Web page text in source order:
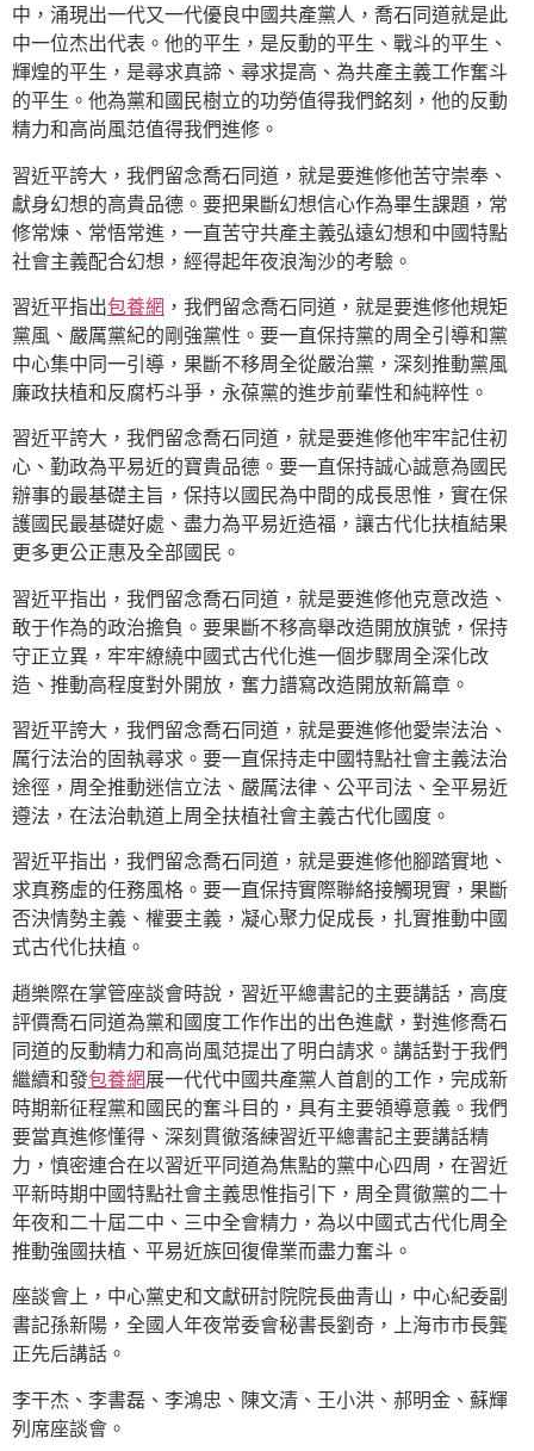
中，涌現出一代又一代優良中國共產黨人，喬石同道就是此
中一位杰出代表。他的平生，是反動的平生、戰斗的平生、
輝煌的平生，是尋求真諦、尋求提高、為共產主義工作奮斗
的平生。他為黨和國民樹立的功勞值得我們銘刻，他的反動
精力和高尚風范值得我們進修。
習近平誇大，我們留念喬石同道，就是要進修他苦守崇奉、
獻身幻想的高貴品德。要把果斷幻想信心作為畢生課題，常
修常煉、常悟常進，一直苦守共產主義弘遠幻想和中國特點
社會主義配合幻想，經得起年夜浪淘沙的考驗。
習近平指出包養網 ，我們留念喬石同道，就是要進修他規矩
黨風、嚴厲黨紀的剛強黨性。要一直保持黨的周全引導和黨
中心集中同一引導，果斷不移周全從嚴治黨，深刻推動黨風
廉政扶植和反腐朽斗爭，永葆黨的進步前輩性和純粹性。
習近平誇大，我們留念喬石同道，就是要進修他牢牢記住初
心、勤政為平易近的寶貴品德。要一直保持誠心誠意為國民
辦事的最基礎主旨，保持以國民為中間的成長思惟，實在保
護國民最基礎好處、盡力為平易近造福，讓古代化扶植結果
更多更公正惠及全部國民。
習近平指出，我們留念喬石同道，就是要進修他克意改造、
敢于作為的政治擔負。要果斷不移高舉改造開放旗號，保持
守正立異，牢牢繚繞中國式古代化進一個步驟周全深化改
造、推動高程度對外開放，奮力譜寫改造開放新篇章。
習近平誇大，我們留念喬石同道，就是要進修他愛崇法治、
厲行法治的固執尋求。要一直保持走中國特點社會主義法治
途徑，周全推動迷信立法、嚴厲法律、公平司法、全平易近
遵法，在法治軌道上周全扶植社會主義古代化國度。
習近平指出，我們留念喬石同道，就是要進修他腳踏實地、
求真務虛的任務風格。要一直保持實際聯絡接觸現實，果斷
否決情勢主義、權要主義，凝心聚力促成長，扎實推動中國
式古代化扶植。
趙樂際在掌管座談會時說，習近平總書記的主要講話，高度
評價喬石同道為黨和國度工作作出的出色進獻，對進修喬石
同道的反動精力和高尚風范提出了明白請求。講話對于我們
繼續和發包養網展一代代中國共產黨人首創的工作，完成新
時期新征程黨和國民的奮斗目的，具有主要領導意義。我們
要當真進修懂得、深刻貫徹落練習近平總書記主要講話精
力，慎密連合在以習近平同道為焦點的黨中心四周，在習近
平新時期中國特點社會主義思惟指引下，周全貫徹黨的二十
年夜和二十屆二中、三中全會精力，為以中國式古代化周全
推動強國扶植、平易近族回復偉業而盡力奮斗。
座談會上，中心黨史和文獻研討院院長曲青山，中心紀委副
書記孫新陽，全國人年夜常委會秘書長劉奇，上海市市長龔
正先后講話。
李干杰、李書磊、李鴻忠、陳文清、王小洪、郝明金、蘇輝
列席座談會。